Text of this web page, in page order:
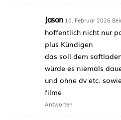
Jason 10. Februar 2026
hoffentlich nicht nur
plus Kündigen
das soll dem
würde es niemals
und ohne dv etc.
filme
Antworten